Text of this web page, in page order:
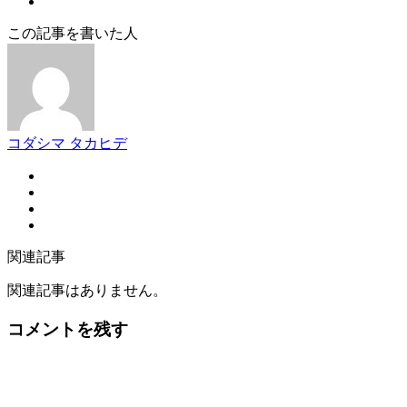
この記事を書いた人
コダシマ タカヒデ
関連記事
関連記事はありません。
コメントを残す